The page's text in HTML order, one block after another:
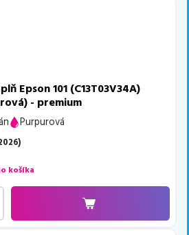
Epson 101 (C13T03V34A)
- premium
Purpurová
)
košíka